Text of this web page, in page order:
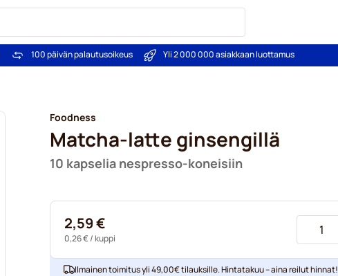
100 päivän palautusoikeus Yli 2 000 000 asiakkaan luottamus
Foodness
Matcha-latte ginsengillä
10 kapselia nespresso-koneisiin
2,59 €
0,26 €/ kuppi
Ilmainen toimitus yli 49,00€ tilauksille. Hintatakuu – aina reilut hinnat!